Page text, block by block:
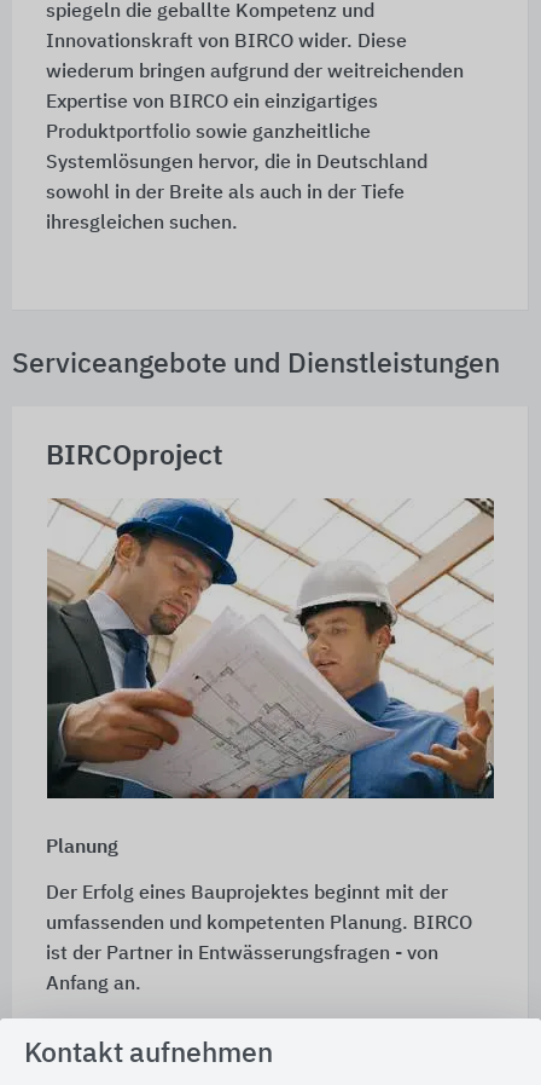
spiegeln die geballte Kompetenz und
Innovationskraft von BIRCO wider. Diese
wiederum bringen aufgrund der weitreichenden
Expertise von BIRCO ein einzigartiges
Produktportfolio sowie ganzheitliche
Systemlösungen hervor, die in Deutschland
sowohl in der Breite als auch in der Tiefe
ihresgleichen suchen.
Serviceangebote und Dienstleistungen
BIRCOproject
Planung
Der Erfolg eines Bauprojektes beginnt mit der
umfassenden und kompetenten Planung. BIRCO
ist der Partner in Entwässerungsfragen - von
Anfang an.
standardisiert durchführen. Objektbezogen können
Kontakt aufnehmen